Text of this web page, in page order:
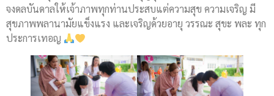
จงดลบันดาลให้เจ้าภาพทุกท่านประสบแต่ความสุข ความเจริญ มี
สุขภาพพลานามัยแข็งแรง และเจริญด้วยอายุ วรรณะ สุขะ พละ ทุก
ประการเทอญ